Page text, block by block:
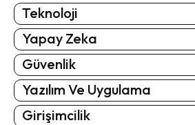
Teknoloji
Yapay Zeka
Güvenlik
Yazılım Ve Uygulama
Girişimcilik